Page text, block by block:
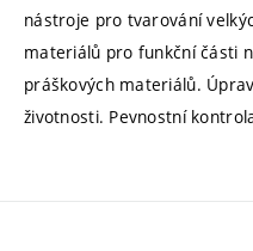
nástroje pro tvarování
materiálů pro funkční části
práškových materiálů.
životnosti. Pevnostní